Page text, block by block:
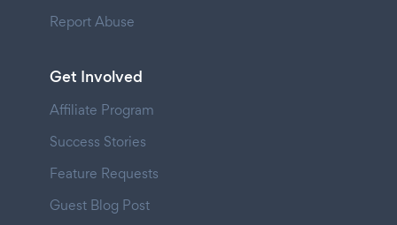
Report Abuse
Get Involved
Affiliate Program
Success Stories
Feature Requests
Guest Blog Post